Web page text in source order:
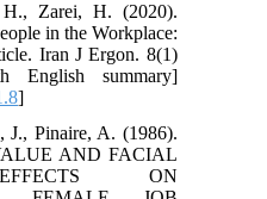
H., Zarei, H. (2020).
on People in the Workplace:
Article. Iran J Ergon. 8(1)
with English summary]
Reed, J., Pinaire, A. (1986).
VALUE AND FACIAL
EFFECTS ON